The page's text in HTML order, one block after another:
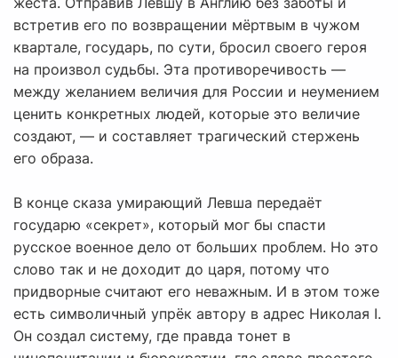
встретив его по возвращении мёртвым в чужом
квартале, государь, по сути, бросил своего героя
на произвол судьбы. Эта противоречивость —
между желанием величия для России и неумением
ценить конкретных людей, которые это величие
создают, — и составляет трагический стержень
его образа.
В конце сказа умирающий Левша передаёт
государю «секрет», который мог бы спасти
русское военное дело от больших проблем. Но это
слово так и не доходит до царя, потому что
придворные считают его неважным. И в этом тоже
есть символичный упрёк автору в адрес Николая I.
Он создал систему, где правда тонет в